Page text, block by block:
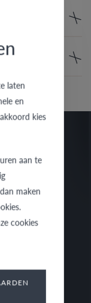
laten
en
kies
aan te
maken
cookies
ons
vragen